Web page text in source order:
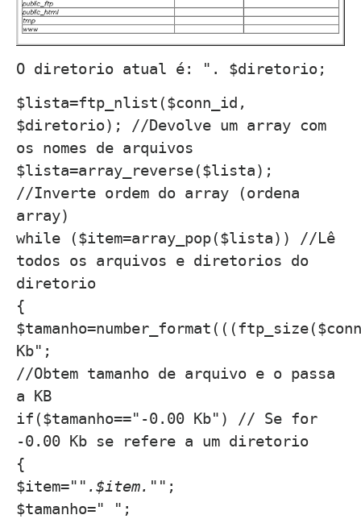
O diretorio atual é: ". $diretorio;
$lista=ftp_nlist($conn_id,
$diretorio); //Devolve um array com
os nomes de arquivos
$lista=array_reverse($lista);
//Inverte ordem do array (ordena
array)
while ($item=array_pop($lista)) //Lê
todos os arquivos e diretorios do
diretorio
{
Kb";
//Obtem tamanho de arquivo e o passa
a KB
if($tamanho=="-0.00 Kb") // Se for
-0.00 Kb se refere a um diretorio
{
$item=" ".$item." ";
$tamanho=" ";